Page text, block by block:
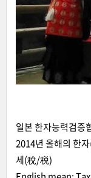
일본 한자능력검
2014년 올해의 한
세(稅/税)